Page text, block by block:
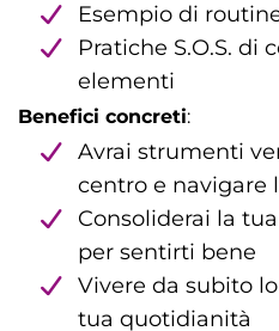
Esempio di
Pratiche S.O.S. di
elementi
Benefici concreti:
Avrai strumenti
centro e navigare
Consoliderai la
per sentirti bene
Vivere da subito
tua quotidianità